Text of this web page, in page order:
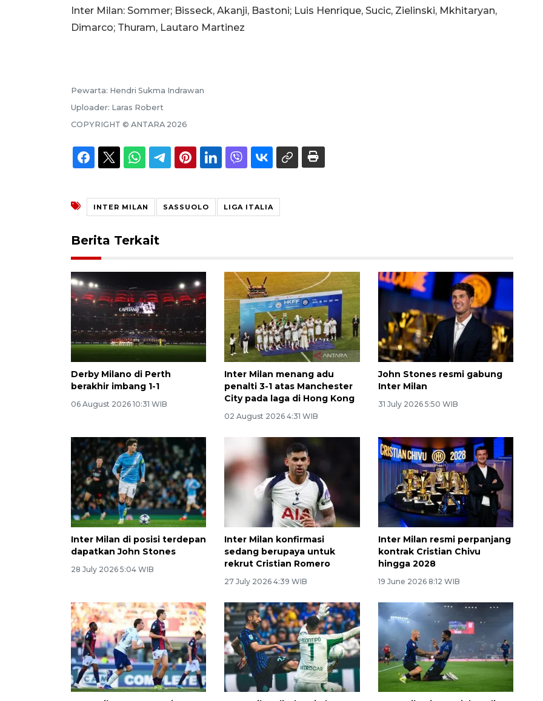
Inter Milan: Sommer; Bisseck, Akanji, Bastoni; Luis Henrique, Sucic, Zielinski, Mkhitaryan,
Dimarco; Thuram, Lautaro Martinez
Pewarta: Hendri Sukma Indrawan
Uploader: Laras Robert
COPYRIGHT © ANTARA 2026
INTER MILAN SASSUOLO LIGA ITALIA
Berita Terkait
Derby Milano di Perth
berakhir imbang 1-1
06 August 2026 10:31 WIB
Inter Milan menang adu
penalti 3-1 atas Manchester
City pada laga di Hong Kong
02 August 2026 4:31 WIB
John Stones resmi gabung
Inter Milan
31 July 2026 5:50 WIB
Inter Milan di posisi terdepan
dapatkan John Stones
28 July 2026 5:04 WIB
Inter Milan konfirmasi
sedang berupaya untuk
rekrut Cristian Romero
27 July 2026 4:39 WIB
Inter Milan resmi perpanjang
kontrak Cristian Chivu
hingga 2028
19 June 2026 8:12 WIB